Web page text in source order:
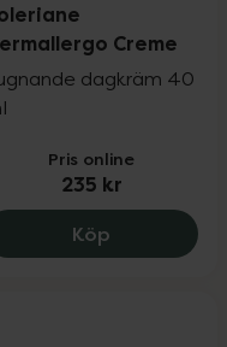
Toleriane
Creme
dagkräm 40
Pris online
235 kr
Köp La Roche-